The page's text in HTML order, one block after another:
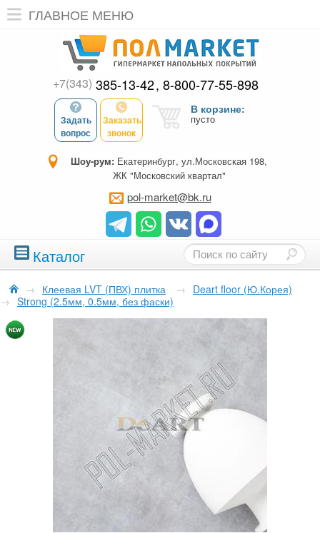
ГЛАВНОЕ МЕНЮ
+7(343) 385-13-42 8-800-77-55-898
Задать
вопрос
Заказать
звонок
В корзине:
пусто
Шоу-рум: Екатеринбург, ул.Московская 198,
ЖК "Московский квартал"
pol-market@bk.ru
Каталог
→ Клеевая LVT (ПВХ) плитка → Deart floor (Ю.Корея)
→ Strong (2.5мм, 0.5мм, без фаски)